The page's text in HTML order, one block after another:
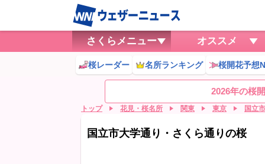
さくらメニュー オススメ
桜レーダー 名所ランキング 桜開花予想
2026年の桜
トップ 花見・桜名所 関東 東京 国立
国立市大学通り・さくら通りの桜